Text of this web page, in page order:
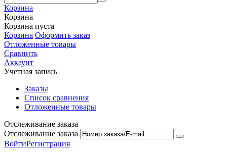
Корзина
Корзина
Корзина пуста
Корзина Оформить заказ
Отложенные товары
Сравнить
Аккаунт
Учетная запись
Заказы
Список сравнения
Отложенные товары
Отслеживание заказа
Отслеживание заказа
ВойтиРегистрация